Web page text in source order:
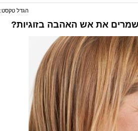
הגדל טקסט:
את אש האהבה בזוגיות?